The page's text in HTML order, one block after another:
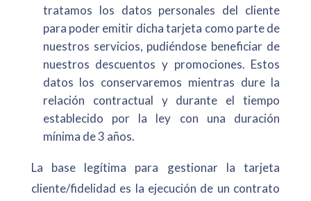
tratamos los datos personales del cliente
para poder emitir dicha tarjeta como parte de
nuestros servicios, pudiéndose beneficiar de
nuestros descuentos y promociones. Estos
datos los conservaremos mientras dure la
relación contractual y durante el tiempo
establecido por la ley con una duración
mínima de 3 años.
La base legítima para gestionar la tarjeta
cliente/fidelidad es la ejecución de un contrato